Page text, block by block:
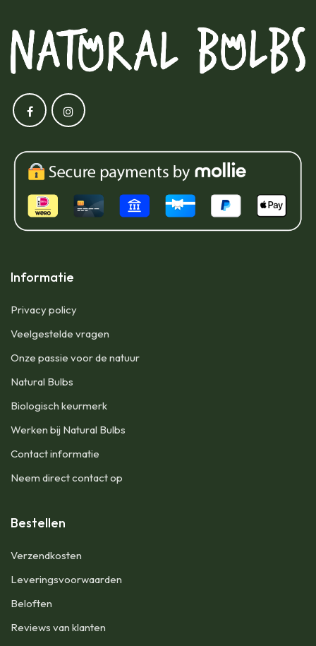
Informatie
Privacy policy
Veelgestelde vragen
Onze passie voor de natuur
Natural Bulbs
Biologisch keurmerk
Werken bij Natural Bulbs
Contact informatie
Neem direct contact op
Bestellen
Verzendkosten
Leveringsvoorwaarden
Beloften
Reviews van klanten